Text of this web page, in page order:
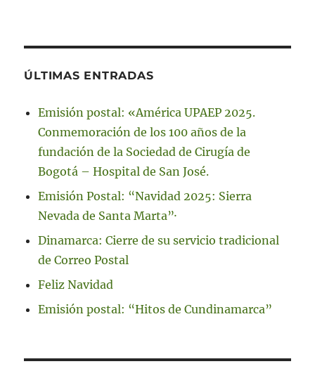
ÚLTIMAS ENTRADAS
Emisión postal: «América UPAEP 2025.
Conmemoración de los 100 años de la
fundación de la Sociedad de Cirugía de
Bogotá – Hospital de San José.
Emisión Postal: “Navidad 2025: Sierra
Nevada de Santa Marta”·
Dinamarca: Cierre de su servicio tradicional
de Correo Postal
Feliz Navidad
Emisión postal: “Hitos de Cundinamarca”